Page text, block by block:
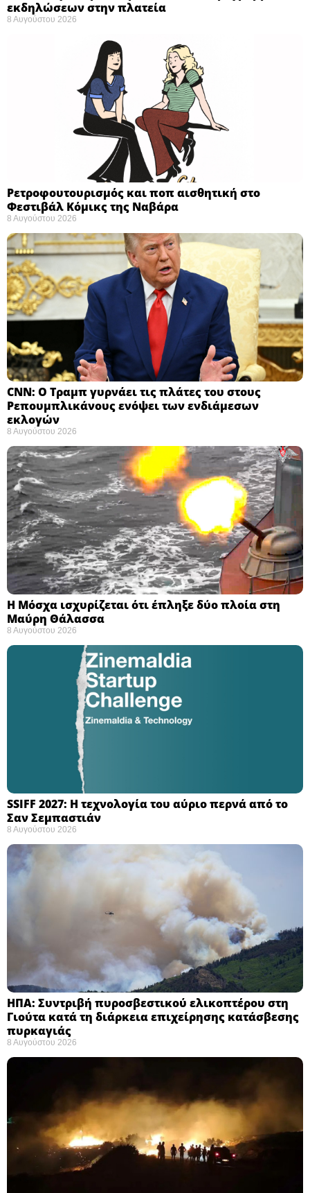
εκδηλώσεων στην πλατεία
8 Αυγούστου 2026
Ρετροφουτουρισμός και ποπ αισθητική στο
Φεστιβάλ Κόμικς της Ναβάρα ​
8 Αυγούστου 2026
CNN: Ο Τραμπ γυρνάει τις πλάτες του στους
Ρεπουμπλικάνους ενόψει των ενδιάμεσων
εκλογών ​
8 Αυγούστου 2026
Η Μόσχα ισχυρίζεται ότι έπληξε δύο πλοία στη
Μαύρη Θάλασσα ​
8 Αυγούστου 2026
SSIFF 2027: Η τεχνολογία του αύριο περνά από το
Σαν Σεμπαστιάν ​
8 Αυγούστου 2026
ΗΠΑ: Συντριβή πυροσβεστικού ελικοπτέρου στη
Γιούτα κατά τη διάρκεια επιχείρησης κατάσβεσης
πυρκαγιάς ​
8 Αυγούστου 2026